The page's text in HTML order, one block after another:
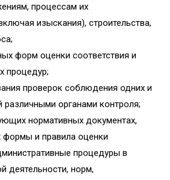
процессам их
изыскания), строительства,
форм оценки соответствия и
процедур;
проверок соблюдения одних и
различными органами контроля;
нормативных документах,
формы и правила оценки
процедуры в
деятельности, норм,